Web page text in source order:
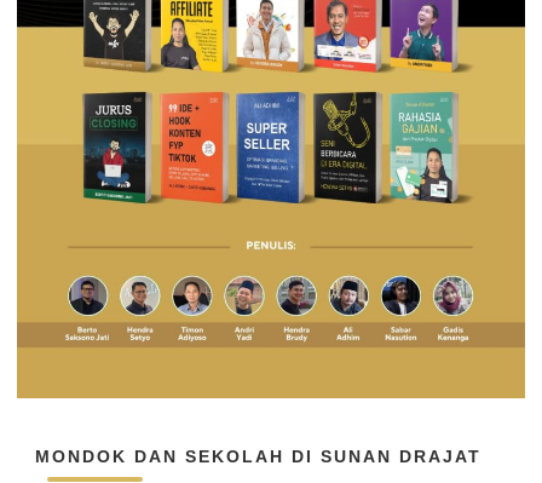
MONDOK DAN SEKOLAH DI SUNAN DRAJAT